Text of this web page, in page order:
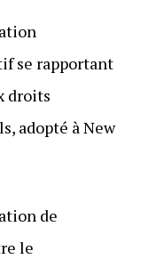
se rapportant
droits
adopté à New
de
le